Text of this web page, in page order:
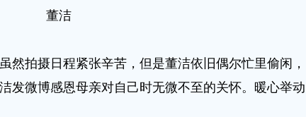
董洁
拍摄日程紧张辛苦，但是董洁依旧偶尔忙里偷闲，
发微博感恩母亲对自己时无微不至的关怀。暖心举动